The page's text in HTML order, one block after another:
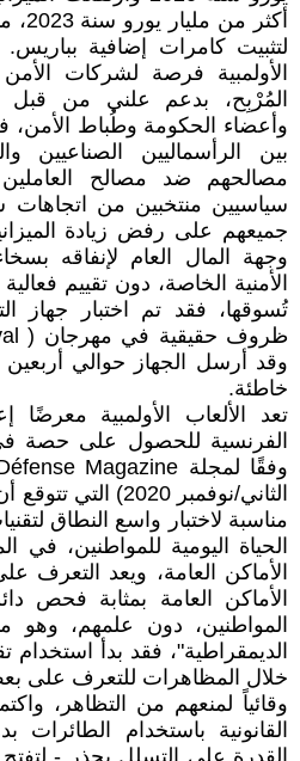
أكثر
لتثبيت كامرات إضافية
الأولمبية فرصة لشركات
المُرْبِح، بدعم علني من قبل
وأعضاء الحكومة وطُباط الأمن،
بين الرأسماليين الصناعيين
مصالحهم ضد مصالح العاملين
سياسيين منتخبين من اتجاهات
جميعهم على رفض زيادة
وجهة المال العام لإنفاقه
الأمنية الخاصة، دون تقييم
تُسوقها، فقد تم اختبار جهاز
وقد أرسل الجهاز حوالي أربعين
خاطئة.
تعد الألعاب الأولمبية معرضًا
الفرنسية للحصول على حصة
الثاني/نوفمبر 2020)
مناسبة لاختبار واسع النطاق
الحياة اليومية للمواطنين، في
الأماكن العامة، ويعد التعرف
الأماكن العامة بمثابة فحص
المواطنين، دون علمهم، وهو
الديمقراطية"، فقد بدأ استخدام
خلال المظاهرات للتعرف على
وقائياً لمنعهم من التظاهر،
القانونية باستخدام الطائرات